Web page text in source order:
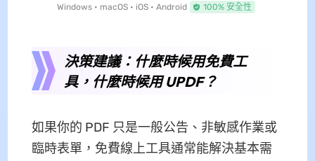
Windows • macOS • iOS • Android 100% 安全性
決策建議：什麼時候用免費工
具，什麼時候用 UPDF？
如果你的 PDF 只是一般公告、非敏感作業或
臨時表單，免費線上工具通常能解決基本需